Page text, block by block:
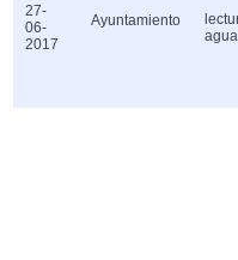
27-
06-
2017
Ayuntamiento